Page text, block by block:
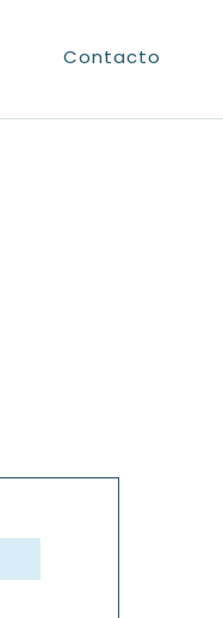
Contacto